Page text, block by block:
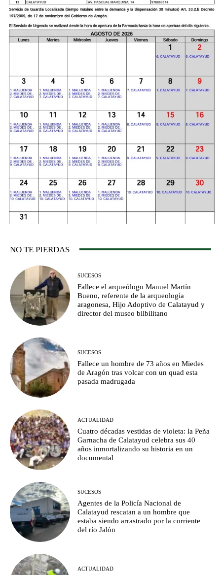
NO TE PIERDAS
SUCESOS
Fallece el arqueólogo Manuel Martín
Bueno, referente de la arqueología
aragonesa, Hijo Adoptivo de Calatayud y
director del museo bilbilitano
SUCESOS
Fallece un hombre de 73 años en Miedes
de Aragón tras volcar con un quad esta
pasada madrugada
ACTUALIDAD
Cuatro décadas vestidas de violeta: la Peña
Garnacha de Calatayud celebra sus 40
años inmortalizando su historia en un
documental
SUCESOS
Agentes de la Policía Nacional de
Calatayud rescatan a un hombre que
estaba siendo arrastrado por la corriente
del río Jalón
ACTUALIDAD